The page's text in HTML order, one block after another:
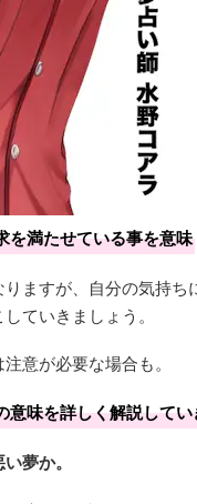
を満たせている事を意味
ますが、自分の気持
ていきましょう。
意が必要な場合も。
意味を詳しく解説して
夢か。